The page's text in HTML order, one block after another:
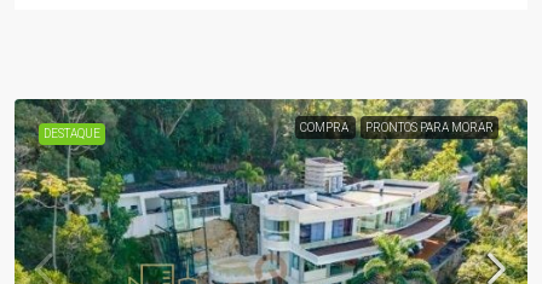
DESTAQUE COMPRA PRONTOS PARA MORAR